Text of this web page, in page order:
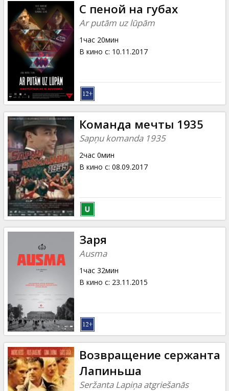
С пеной на губах
Ar putām uz lūpām
1час 20мин
В кино с: 10.11.2017
Команда мечты 1935
Sapņu komanda 1935
2час 0мин
В кино с: 08.09.2017
Заря
Ausma
1час 32мин
В кино с: 23.11.2015
Возвращение сержанта
Лапиньша
Seržanta Lapiņa atgriešanās